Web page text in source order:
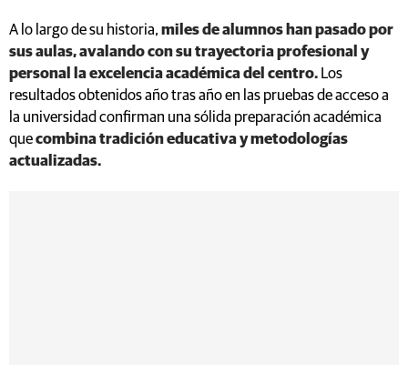
A lo largo de su historia, miles de alumnos han pasado por
sus aulas, avalando con su trayectoria profesional y
personal la excelencia académica del centro. Los
resultados obtenidos año tras año en las pruebas de acceso a
la universidad confirman una sólida preparación académica
quecombina tradición educativa y metodologías
actualizadas.